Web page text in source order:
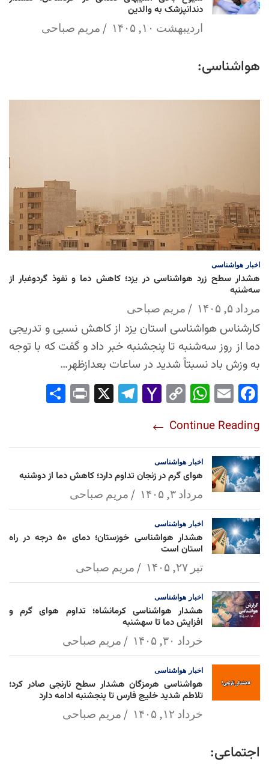
دندانپزشک به والدین
اردیبهشت ۱۰, ۱۴۰۵ مریم صباحی
هواشناسی:
اخبار هواشناسی
هشدار سطح زرد هواشناسی در یزد؛ کاهش دما و نفوذ گردوغبار از
سه‌شنبه
مرداد ۵, ۱۴۰۵ مریم صباحی
کارشناس هواشناسی استان یزد از کاهش نسبی و تدریجی
دما از روز سه‌شنبه تا پنجشنبه خبر داد و گفت که با توجه
به وزش باد نسبتاً شدید در ساعات بعدازظهر…
Fac
ok
Em
Wh
Ap
p
Co
Lin
k
Yah
l
Tel
Pri
Continue Reading
اخبار هواشناسی
هوای گرم در زنجان تداوم دارد؛ کاهش دما از دوشنبه
مرداد ۳, ۱۴۰۵ مریم صباحی
اخبار هواشناسی
هشدار هواشناسی خوزستان؛ دمای ۵۰ درجه در راه
استان است
تیر ۲۷, ۱۴۰۵ مریم صباحی
اخبار هواشناسی
هشدار هواشناسی کرمانشاه؛ تداوم هوای گرم و
افزایش دما تا سهشنبه
خرداد ۳۰, ۱۴۰۵ مریم صباحی
اخبار هواشناسی
هواشناسی هرمزگان هشدار سطح نارنجی صادر کرد؛
تلاطم شدید خلیج فارس تا پنجشنبه ادامه دارد
خرداد ۱۲, ۱۴۰۵ مریم صباحی
اجتماعی: